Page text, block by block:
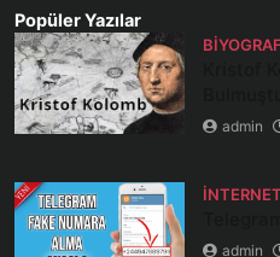
Popüler Yazılar
admin
İNTERNET
admin